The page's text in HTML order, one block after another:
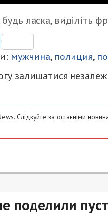
ласка, виділіть
Поділитися
мужчина, полиция,
залишатися
Слідкуйте за останніми
поделили